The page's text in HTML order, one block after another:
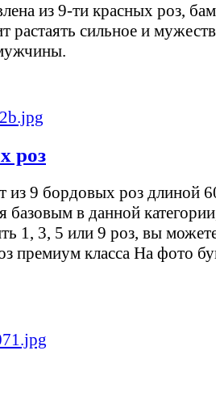
из 9-ти красных роз,
растаять сильное и
роз
из 9 бордовых роз длиной
базовым в данной
1, 3, 5 или 9 роз, вы
премиум класса На фото